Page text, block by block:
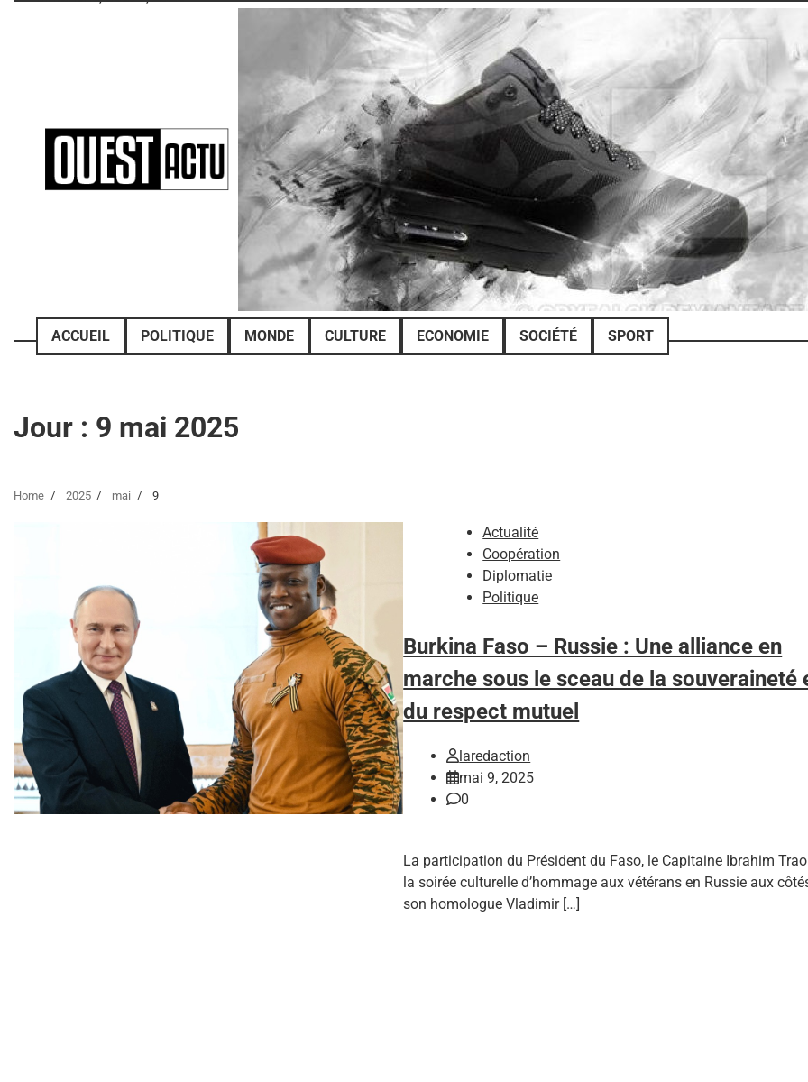
ACCUEIL POLITIQUE MONDE CULTURE ECONOMIE SOCIÉTÉ SPORT
Jour : 9 mai 2025
Home 2025 mai 9
Actualité
Coopération
Diplomatie
Politique
Burkina Faso – Russie : Une alliance en
marche sous le sceau de la souveraineté
du respect mutuel
laredaction
mai 9, 2025
0
La participation du Président du Faso, le Capitaine Ibrahim
la soirée culturelle d’hommage aux vétérans en Russie aux
son homologue Vladimir […]